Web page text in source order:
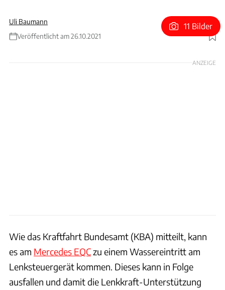
Uli Baumann
Veröffentlicht am 26.10.2021
Foto: Hans-Dieter Seufert
11 Bilder
ANZEIGE
Wie das Kraftfahrt Bundesamt (KBA) mitteilt, kann
es am Mercedes EQCzu einem Wassereintritt am
Lenksteuergerät kommen. Dieses kann in Folge
ausfallen und damit die Lenkkraft-Unterstützung